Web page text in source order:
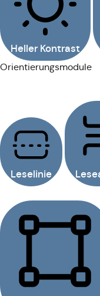
Heller Kontrast
Orientierungsmodule
Leselinie